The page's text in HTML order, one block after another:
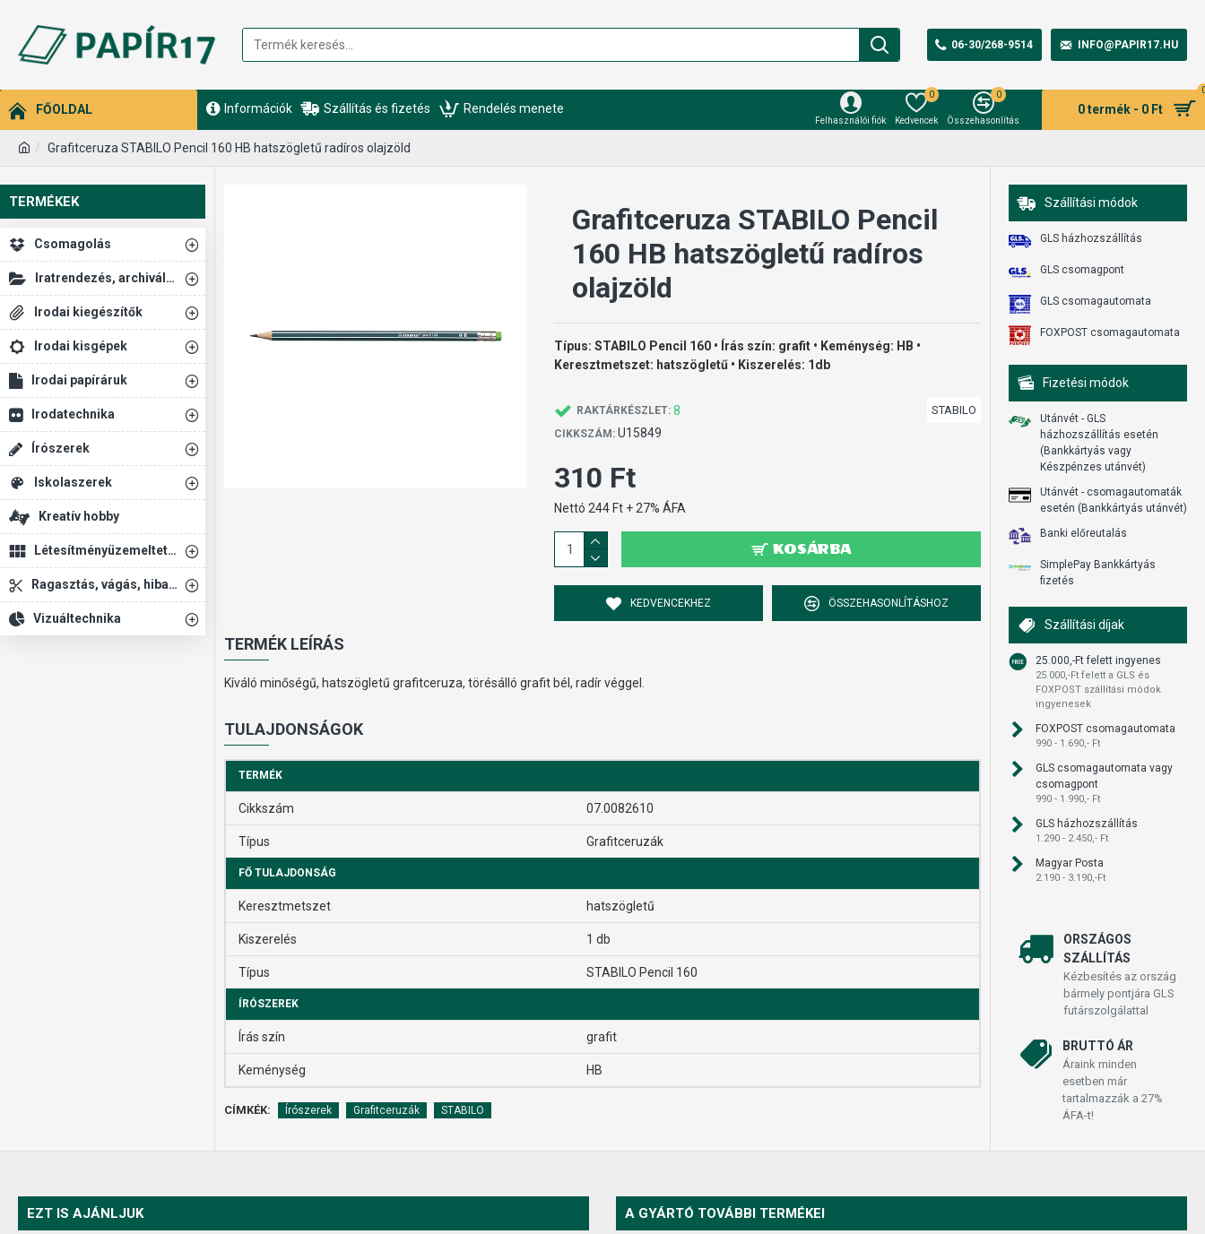
06-30/268-9514 INFO@PAPIR17.HU
FŐOLDAL Információk Szállítás és fizetés Rendelés menete
Felhasználói fiók Kedvencek
0
Összehasonlítás
0
0 termék - 0 Ft
Grafitceruza STABILO Pencil 160 HB hatszögletű radíros olajzöld
TERMÉKEK
Csomagolás
Iratrendezés, archiválás
Irodai kiegészítők
Irodai kisgépek
Irodai papíráruk
Irodatechnika
Írószerek
Iskolaszerek
Kreatív hobby
Létesítményüzemeltetés
Ragasztás, vágás, hibajavítás
Vizuáltechnika
Grafitceruza STABILO Pencil
160 HB hatszögletű radíros
olajzöld
Típus: STABILO Pencil 160 • Írás szín: grafit • Keménység: HB •
Keresztmetszet: hatszögletű • Kiszerelés: 1db
RAKTÁRKÉSZLET: 8
CIKKSZÁM: U15849
STABILO
310 Ft
Nettó 244 Ft + 27% ÁFA
KOSÁRBA
KEDVENCEKHEZ ÖSSZEHASONLÍTÁSHOZ
TERMÉK LEÍRÁS
Kíváló minőségű, hatszögletű grafitceruza, törésálló grafit bél, radír véggel.
TULAJDONSÁGOK
TERMÉK
Cikkszám 07.0082610
Típus Grafitceruzák
FŐ TULAJDONSÁG
Keresztmetszet hatszögletű
Kiszerelés 1 db
Típus STABILO Pencil 160
ÍRÓSZEREK
Írás szín grafit
Keménység HB
CÍMKÉK: Írószerek Grafitceruzák STABILO
Szállítási módok
GLS házhozszállítás
GLS csomagpont
GLS csomagautomata
FOXPOST csomagautomata
Fizetési módok
Utánvét - GLS
házhozszállítás esetén
(Bankkártyás vagy
Készpénzes utánvét)
Utánvét - csomagautomaták
esetén (Bankkártyás utánvét)
Banki előreutalás
SimplePay Bankkártyás
fizetés
Szállítási díjak
25.000,-Ft felett ingyenes
25.000,-Ft felett a GLS és
FOXPOST szállítási módok
ingyenesek
FOXPOST csomagautomata
990 - 1.690,- Ft
GLS csomagautomata vagy
csomagpont
990 - 1.990,- Ft
GLS házhozszállítás
1.290 - 2.450,- Ft
Magyar Posta
2.190 - 3.190,-Ft
ORSZÁGOS
SZÁLLÍTÁS
Kézbesítés az ország
bármely pontjára GLS
futárszolgálattal
BRUTTÓ ÁR
Áraink minden
esetben már
tartalmazzák a 27%
ÁFA-t!
EZT IS AJÁNLJUK A GYÁRTÓ TOVÁBBI TERMÉKEI